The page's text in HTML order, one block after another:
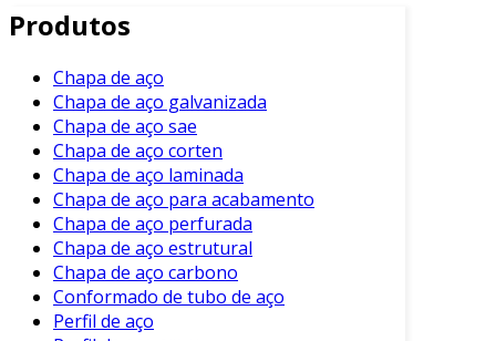
Resistência à Corrosão
aço inoxidável inclui cromo, que forma
uma camada protetora contra a corrosão.
Durabilidade : Graças à sua resistência
mecânica, esse material possui uma vida
útil prolongada, mesmo em condições
adversas.
Fácil Manutenção: Os tubos de aço
inoxidável são simples de limpar e manter,
o que é um benefício significativo em
ambientes industriais.
Produtos
Chapa de aço
Chapa de aço galvanizada
Chapa de aço sae
Chapa de aço corten
Chapa de aço laminada
Chapa de aço para acabamento
Chapa de aço perfurada
Chapa de aço estrutural
Chapa de aço carbono
Conformado de tubo de aço
Perfil de aço